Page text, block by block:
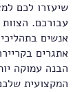
שיעזרו לכם
עבורכם. הצוות
אנשים
אתגרים
הבנה עמוקה
המקצועית